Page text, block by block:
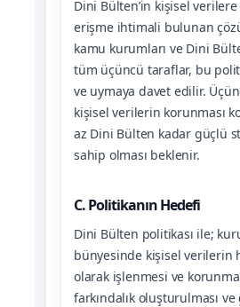
Dini Bülten’in kişisel
erişme ihtimali bulunan
kamu kurumları ve Dini
tüm üçüncü taraflar, bu
ve uymaya davet edilir.
kişisel verilerin korunması
az Dini Bülten kadar güçlü
sahip olması beklenir.
C. Politikanın Hedefi
Dini Bülten politikası ile;
bünyesinde kişisel verilerin
olarak işlenmesi ve
farkındalık oluşturulması